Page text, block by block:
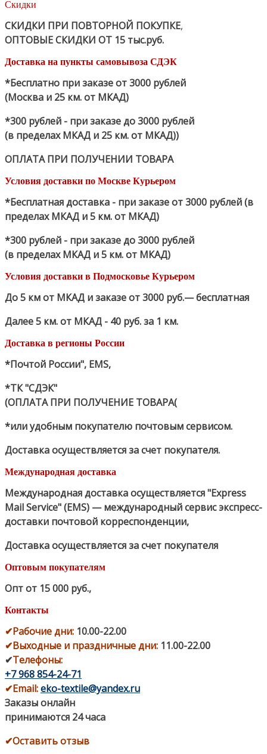
Скидки
СКИДКИ ПРИ ПОВТОРНОЙ ПОКУПКЕ,
ОПТОВЫЕ СКИДКИ ОТ 15 тыс.руб.
Доставка на пункты самовывоза СДЭК
*Бесплатно при заказе от 3000 рублей
(Москва и 25 км. от МКАД)
*300 рублей - при заказе до 3000 рублей
(в пределах МКАД и 25 км. от МКАД))
ОПЛАТА ПРИ ПОЛУЧЕНИИ ТОВАРА
Условия доставки по Москве Курьером
*Бесплатная доставка - при заказе от 3000 рублей (в
пределах МКАД и 5 км. от МКАД)
*300 рублей - при заказе до 3000 рублей
(в пределах МКАД и 5 км. от МКАД)
Условия доставки в Подмосковье Курьером
До 5 км от МКАД и заказе от 3000 руб.— бесплатная
Далее 5 км. от МКАД - 40 руб. за 1 км.
Доставка в регионы России
*Почтой России", EMS,
*ТК "СДЭК"
(ОПЛАТА ПРИ ПОЛУЧЕНИЕ ТОВАРА(
*или удобным покупателю почтовым сервисом.
Доставка осуществляется за счет покупателя.
Международная доставка
Международная доставка осуществляется "Express
Mail Service" (EMS) — международный сервис экспресс-
доставки почтовой корреспонденции,
Доставка осуществляется за счет покупателя
Оптовым покупателям
Опт от 15 000 руб.,
Контакты
✔Рабочие дни: 10.00-22.00
✔Выходные и праздничные дни: 11.00-22.00
✔Телефоны:
+7 968 854-24-71
✔Email:eko-textile@yandex.ru
Заказы онлайн
принимаются 24 часа
✔Оставить отзыв